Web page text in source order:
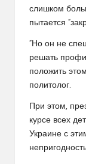
слишком
пытается
“Но он не
решать
положить
политолог.
При этом,
курсе всех
Украине с